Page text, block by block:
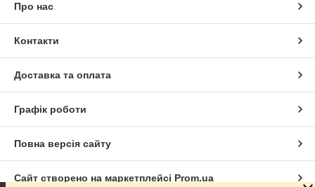
Про нас
Контакти
Доставка та оплата
Графік роботи
Повна версія сайту
Сайт створено на маркетплейсі Prom.ua